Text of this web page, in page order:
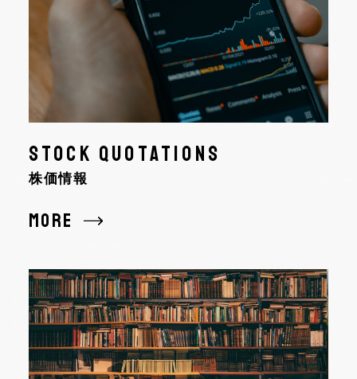
STOCK QUOTATIONS
株価情報
MORE